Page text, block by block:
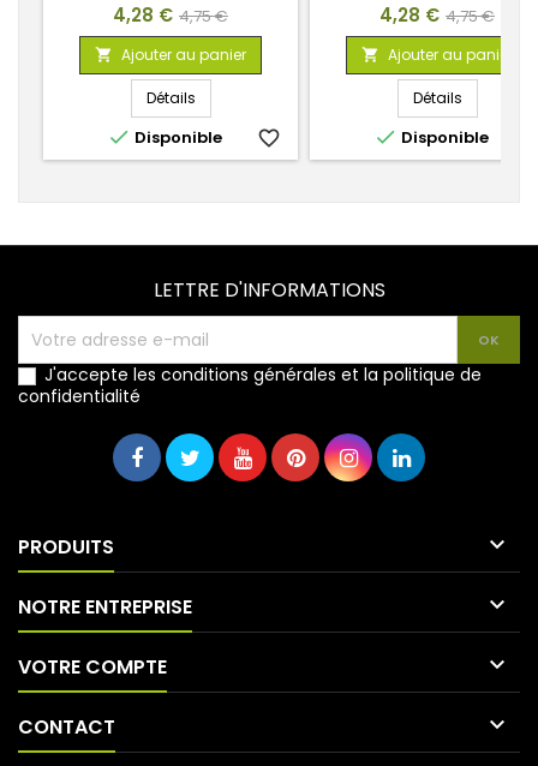
Prix
4,28 € Prix
de
base
4,75 €
 Ajouter au panier
Détails
 Disponible favorite_border
Prix
4,28 € Prix
de
base
4,75 €
 Ajouter au panier
Détails
 Disponible
LETTRE D'INFORMATIONS
J'accepte les conditions générales et la politique de
confidentialité
PRODUITS 
NOTRE ENTREPRISE 
VOTRE COMPTE 
CONTACT 